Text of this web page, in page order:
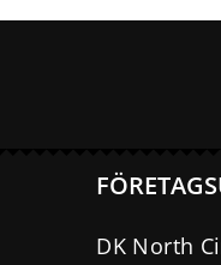
DK North